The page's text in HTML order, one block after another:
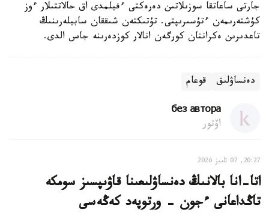
جارتى ساعاتقا سوزىلاتىن دەرەكتى ءفيلمدى اق حالاتتىلار ءوز
كۇشتەرىمەن ءتۇسىرىپتى. تۇتىكتەن شىققان سابيلەرىنىڭ
تاعدىرىن ەكراننان كورگەن انالار كوزدەرىنە جاس الدى.
دەنساۋلىق قوعام
без автора
اۆتور
20:27, 07 تامىز 2026
اتا-انا بالانىڭ دەنساۋلىعىنا قاۋىپسىز سومكە
تاڭداعانى ءجون - ورتوپەد كەڭەسى